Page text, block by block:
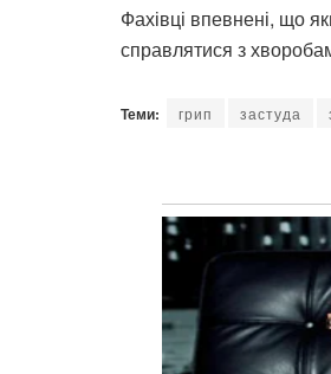
Фахівці впевнені, що
справлятися з
Теми: грип застуда